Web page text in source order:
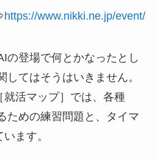
https://www.nikki.ne.jp/event/
の登場で何とかなったとし
してはそうはいきません。
活マップ］では、各種
ための練習問題と、タイマ
ます。